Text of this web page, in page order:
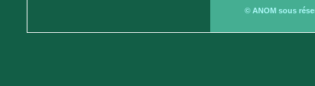
© ANOM sous